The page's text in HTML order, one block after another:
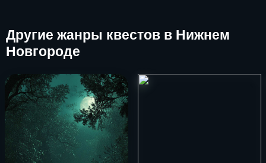
Другие жанры квестов в Нижнем
Новгороде